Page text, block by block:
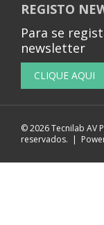
REGISTO
Para se
newsletter
© 2026 Tecnilab AV
reservados. |